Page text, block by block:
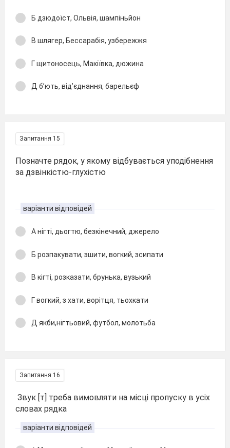
Б дзюдоїст, Ольвія, шампіньйон
В шлягер, Бессарабія, узбережжя
Г щитоносець, Макіївка, дюжина
Д б’ють, від’єднання, барельєф
Запитання 15
Позначте рядок, у якому відбувається уподібнення
за дзвінкістю-глухістю
варіанти відповідей
А нігті, дьогтю, безкінечний, джерело
Б розпакувати, зшити, вогкий, зсипати
В кігті, розказати, брунька, вузький
Г вогкий, з хати, ворітця, тьохкати
Д якби,нігтьовий, футбол, молотьба
Запитання 16
Звук [т] треба вимовляти на місці пропуску в усіх
словах рядка
варіанти відповідей